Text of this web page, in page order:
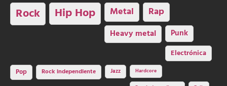
Rock Hip Hop Metal Rap
Heavy metal Punk
Electrónica
Pop Rock independiente Jazz Hardcore